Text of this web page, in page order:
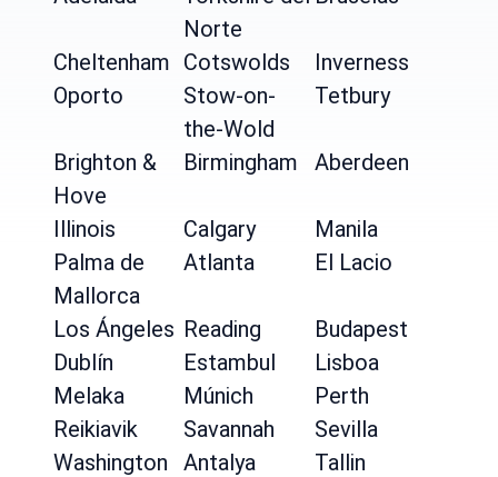
Norte
Cheltenham Cotswolds
Inverness
Oporto
Stow-on-
the-Wold
Tetbury
Brighton &
Hove
Birmingham Aberdeen
Illinois Calgary
Manila
Palma de
Mallorca
Atlanta El Lacio
Los Ángeles Reading
Budapest
Dublín
Estambul
Lisboa
Melaka
Múnich
Perth
Reikiavik
Savannah
Sevilla
Washington
Antalya
Tallin